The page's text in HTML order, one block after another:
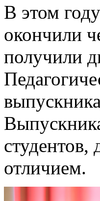
В этом
окончили
получили
отличием.